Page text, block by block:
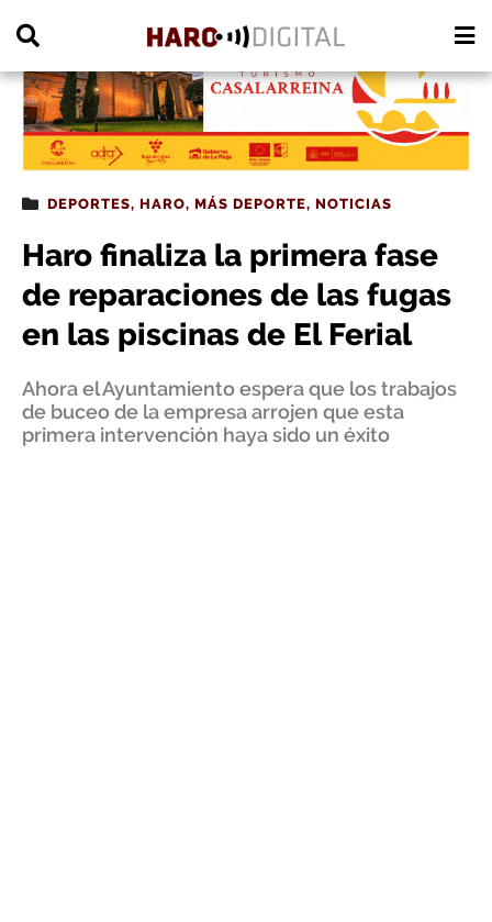
DEPORTES, HARO, MÁS DEPORTE, NOTICIAS
Haro finaliza la primera fase
de reparaciones de las fugas
en las piscinas de El Ferial
Ahora el Ayuntamiento espera que los trabajos
de buceo de la empresa arrojen que esta
primera intervención haya sido un éxito